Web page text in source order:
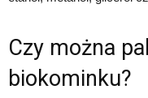
Czy można
biokominku?